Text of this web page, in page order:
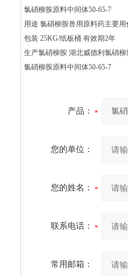
氯硝柳胺原料中间体50-65-7
用途 氯硝柳胺兽用原料药主要
包装 25KG/纸板桶 有效期2年
生产氯硝柳胺 湖北威德利氯硝
氯硝柳胺原料中间体50-65-7
产品：
您的单位：
您的姓名：
联系电话：
常用邮箱：